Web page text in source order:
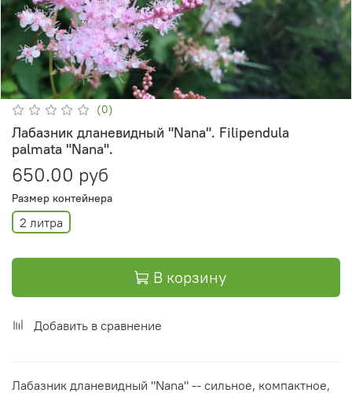
(0)
Лабазник дланевидный "Nana". Filipendula
palmata "Nana".
650.00 руб
Размер контейнера
2 литра
В корзину
Добавить в сравнение
Лабазник дланевидный "Nana" -- сильное, компактное,